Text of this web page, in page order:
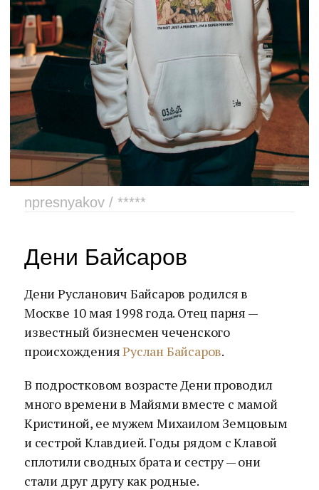
npresnyakov / *****
Дени Байсаров
Дени Русланович Байсаров родился в
Москве 10 мая 1998 года. Отец парня —
известный бизнесмен чеченского
происхожденияРуслан Байсаров.
В подростковом возрасте Дени проводил
много времени в Майями вместе с мамой
Кристиной, ее мужем Михаилом Земцовым
и сестрой Клавдией. Годы рядом с Клавой
сплотили сводных брата и сестру — они
стали друг другу как родные.